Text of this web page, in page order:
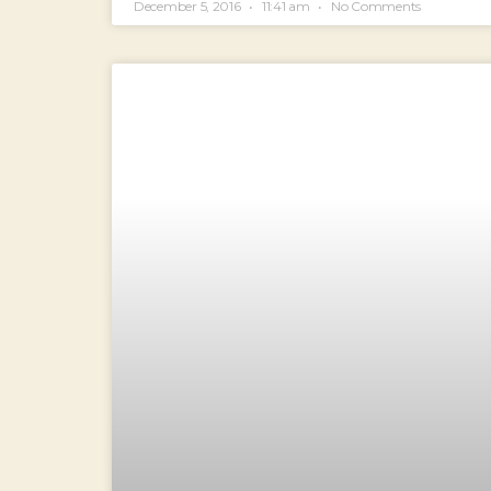
December 5, 2016 11:41 am No Comments